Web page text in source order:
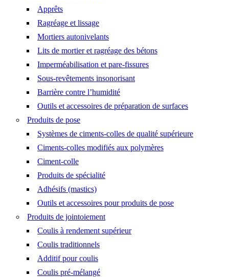
Apprêts
Ragréage et lissage
Mortiers autonivelants
Lits de mortier et ragréage des bétons
Imperméabilisation et pare-fissures
Sous-revêtements insonorisant
Barrière contre l’humidité
Outils et accessoires de préparation de surfaces
Produits de pose
Systèmes de ciments-colles de qualité supérieure
Ciments-colles modifiés aux polymères
Ciment-colle
Produits de spécialité
Adhésifs (mastics)
Outils et accessoires pour produits de pose
Produits de jointoiement
Coulis à rendement supérieur
Coulis traditionnels
Additif pour coulis
Coulis pré-mélangé